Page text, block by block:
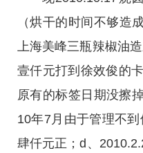
（烘干的时间不够造
上海美峰三瓶辣椒油
壹仟元打到徐效俊的
原有的标签日期没擦
10年7月由于管理不
肆仟元正；d、